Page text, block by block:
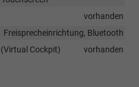
vorhanden
Freisprecheinrichtung, Bluetooth
Cockpit)
vorhanden